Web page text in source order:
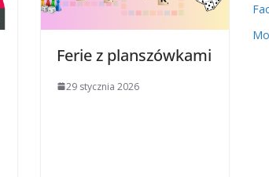
Ferie z planszówkami
29 stycznia 2026